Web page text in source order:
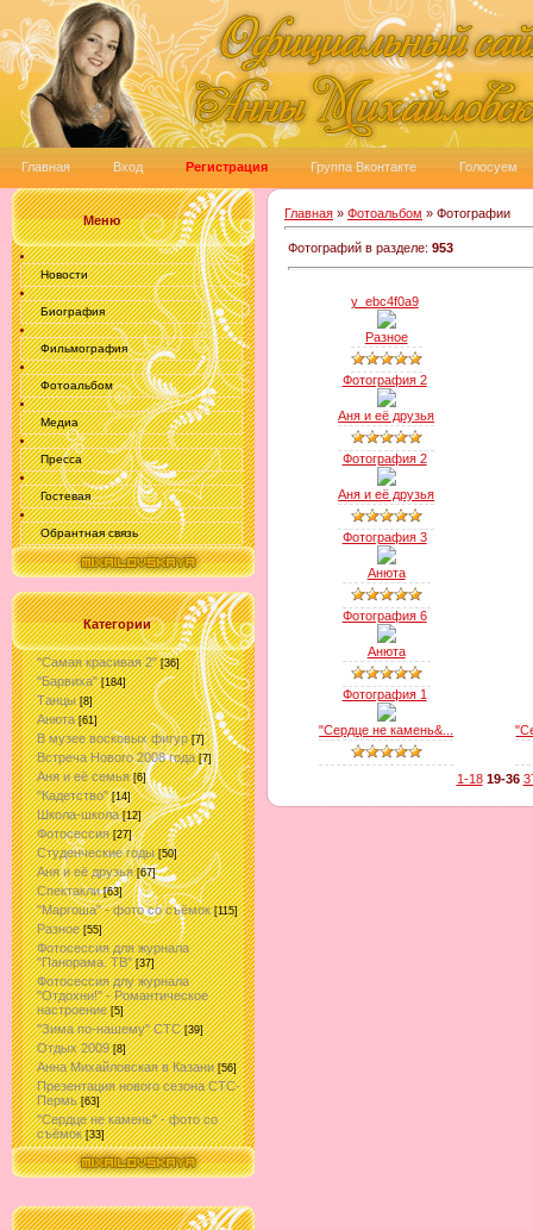
Главная Вход Регистрация Группа Вконтакте Голосуем
Меню
Новости
Биография
Фильмография
Фотоальбом
Медиа
Пресса
Гостевая
Обрантная связь
Категории
"Самая красивая 2" [36]
"Барвиха" [184]
Танцы [8]
Анюта [61]
В музее восковых фигур [7]
Встреча Нового 2008 года [7]
Аня и её семья [6]
"Кадетство" [14]
Школа-школа [12]
Фотосессия [27]
Студенческие годы [50]
Аня и её друзья [67]
Спектакли [63]
"Маргоша" - фото со съёмок [115]
Разное [55]
Фотосессия для журнала
"Панорама. ТВ" [37]
Фотосессия длу журнала
"Отдохни!" - Романтическое
настроение [5]
"Зима по-нашему" СТС [39]
Отдых 2009 [8]
Анна Михайловская в Казани [56]
Презентация нового сезона СТС-
Пермь [63]
"Сердце не камень" - фото со
съёмок [33]
Главная » Фотоальбом » Фотографии
Фотографий в разделе: 953
y_ebc4f0a9
Разное
Фотография 2
Аня и её друзья
Фотография 2
Аня и её друзья
Фотография 3
Анюта
Фотография 6
Анюта
Фотография 1
"Сердце не камень&...
1-18 19-36